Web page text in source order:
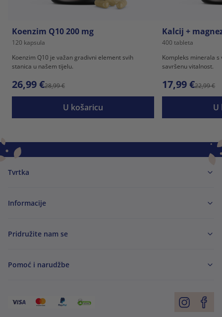
Koenzim Q10 200 mg
120 kapsula
Koenzim Q10 je važan gradivni element svih
stanica u našem tijelu.
26,99 €28,99 €
U košaricu
Kalcij +
400 tableta
Kompleks minerala
savršenu vitalnost.
17,99 €22,99 €
U
Tvrtka
Informacije
Pridružite nam se
Pomoć i narudžbe